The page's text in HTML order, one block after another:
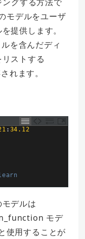
モデルをユーザ
提供します。
を含んだディ
ストする
れます。
: 34.12
デルは
モデ
使用することが